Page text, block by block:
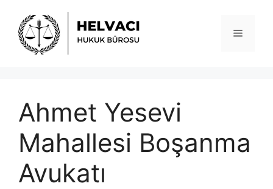
Menü
Ahmet Yesevi
Mahallesi Boşanma
Avukatı